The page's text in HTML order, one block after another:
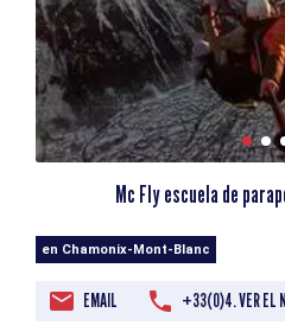
Mc Fly escuela de
en Chamonix-Mont-Blanc
EMAIL +33(0)4. VER EL